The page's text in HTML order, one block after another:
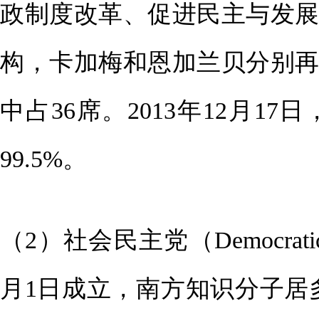
政制度改革、促进民主与发
构，卡加梅和恩加兰贝分别
中占36席。2013年12月17
99.5%。
（2）社会民主党（
月1日成立，南方知识分子